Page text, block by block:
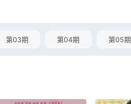
第03期 第04期 第05期